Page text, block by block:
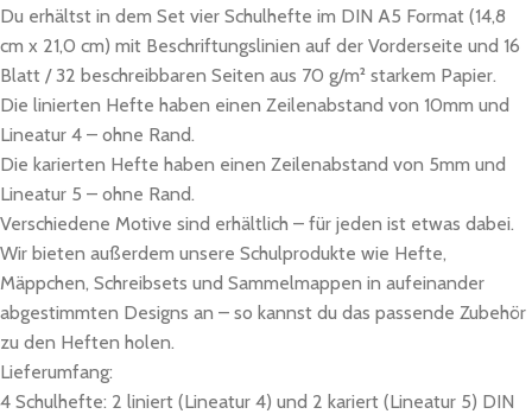
Du erhältst in dem Set vier Schulhefte im DIN A5 Format (14,8
cm x 21,0 cm) mit Beschriftungslinien auf der Vorderseite und 16
Blatt / 32 beschreibbaren Seiten aus 70 g/m² starkem Papier.
Die linierten Hefte haben einen Zeilenabstand von 10mm und
Lineatur 4 – ohne Rand.
Die karierten Hefte haben einen Zeilenabstand von 5mm und
Lineatur 5 – ohne Rand.
Verschiedene Motive sind erhältlich – für jeden ist etwas dabei.
Wir bieten außerdem unsere Schulprodukte wie Hefte,
Mäppchen, Schreibsets und Sammelmappen in aufeinander
abgestimmten Designs an – so kannst du das passende Zubehör
zu den Heften holen.
Lieferumfang:
4 Schulhefte: 2 liniert (Lineatur 4) und 2 kariert (Lineatur 5) DIN